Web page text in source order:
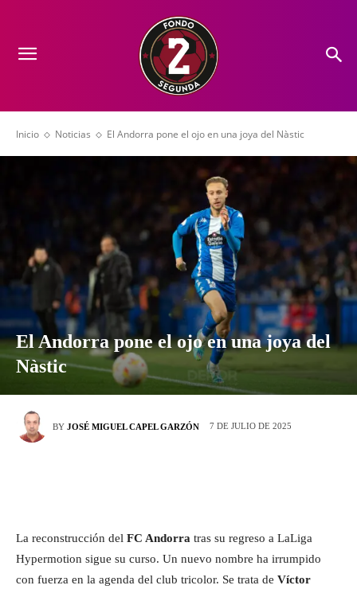
Inicio Noticias El Andorra pone el ojo en una joya del Nàstic
El Andorra pone el ojo en una joya del
Nàstic
BY JOSÉ MIGUEL CAPEL GARZÓN 7 DE JULIO DE 2025
La reconstrucción del FC Andorra tras su regreso a LaLiga
Hypermotion sigue su curso. Un nuevo nombre ha irrumpido
con fuerza en la agenda del club tricolor. Se trata de Víctor